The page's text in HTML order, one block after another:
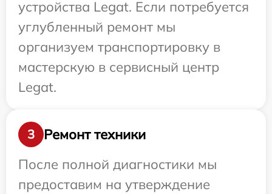
устройства Legat. Если потребуется
углубленный ремонт мы
организуем транспортировку в
мастерскую в сервисный центр
Legat.
3
Ремонт техники
После полной диагностики мы
предоставим на утверждение